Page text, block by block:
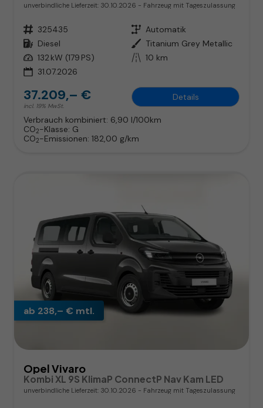
unverbindliche Lieferzeit: 30.10.2026 Fahrzeug mit Tageszulassung
Fahrzeugnr. 325435 Getriebe Automatik
Kraftstoff Diesel Außenfarbe Titanium Grey Metallic
Leistung 132 kW (179 PS) Kilometerstand 10 km
31.07.2026
37.209,– €
incl. 19% MwSt.
Details
Verbrauch kombiniert: 6,90 l/100km
CO2-Klasse: G
CO2-Emissionen: 182,00 g/km
ab 238,– € mtl.
Opel Vivaro
Kombi XL 9S KlimaP ConnectP Nav Kam LED
unverbindliche Lieferzeit: 30.10.2026 Fahrzeug mit Tageszulassung